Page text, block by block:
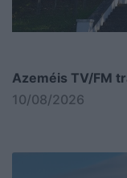
Azeméis TV/FM
10/08/2026